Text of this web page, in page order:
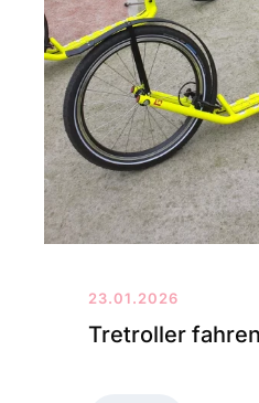
23.01.2026
Tretroller